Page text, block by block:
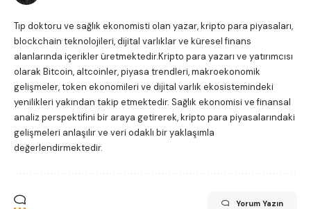
Tıp doktoru ve sağlık ekonomisti olan yazar, kripto para piyasaları,
blockchain teknolojileri, dijital varlıklar ve küresel finans
alanlarında içerikler üretmektedir.Kripto para yazarı ve yatırımcısı
olarak Bitcoin, altcoinler, piyasa trendleri, makroekonomik
gelişmeler, token ekonomileri ve dijital varlık ekosistemindeki
yenilikleri yakından takip etmektedir. Sağlık ekonomisi ve finansal
analiz perspektifini bir araya getirerek, kripto para piyasalarındaki
gelişmeleri anlaşılır ve veri odaklı bir yaklaşımla
değerlendirmektedir.
Yorum Yazın